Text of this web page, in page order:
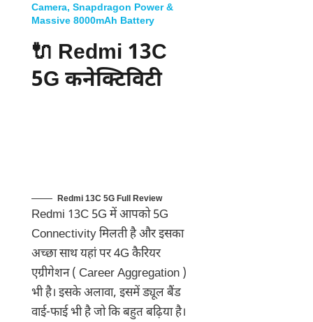
Camera, Snapdragon Power &
Massive 8000mAh Battery
🔌 Redmi 13C
5G कनेक्टिविटी
Redmi 13C 5G Full Review
Redmi 13C 5G में आपको 5G
Connectivity मिलती है और इसका
अच्छा साथ यहां पर 4G कैरियर
एग्रीगेशन ( Career Aggregation )
भी है। इसके अलावा, इसमें ड्यूल बैंड
वाई-फाई भी है जो कि बहुत बढ़िया है।